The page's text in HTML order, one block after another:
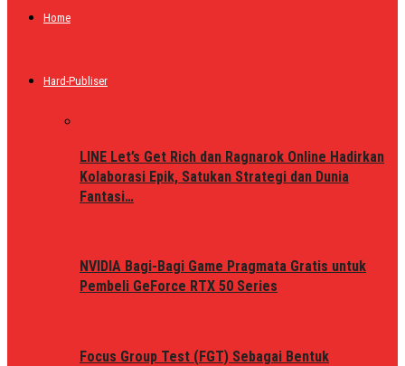
Home
Hard-Publiser
LINE Let’s Get Rich dan Ragnarok Online Hadirkan
Kolaborasi Epik, Satukan Strategi dan Dunia
Fantasi…
NVIDIA Bagi-Bagi Game Pragmata Gratis untuk
Pembeli GeForce RTX 50 Series
Focus Group Test (FGT) Sebagai Bentuk